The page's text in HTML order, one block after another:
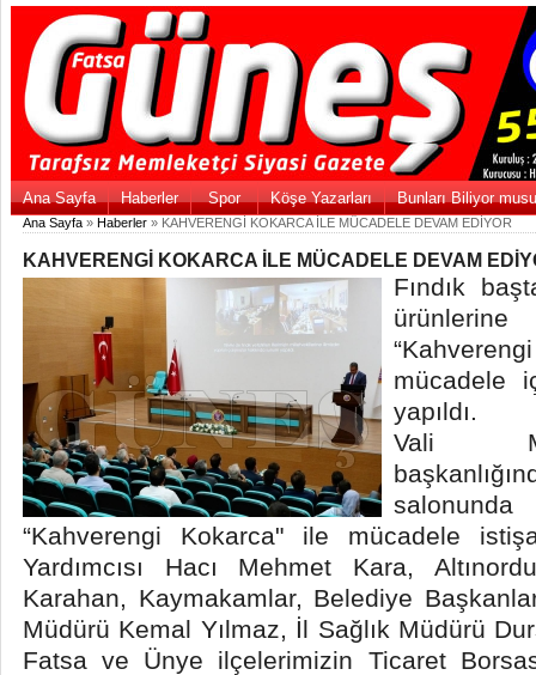
Ana Sayfa Haberler Spor Köşe Yazarları Bunları Biliyor
Ana Sayfa » Haberler » KAHVERENGİ KOKARCA İLE MÜCADELE DEVAM EDİYOR
KAHVERENGİ KOKARCA İLE MÜCADELE DEVAM
Fındık
mücadele
yapıldı.
Vali
“Kahverengi Kokarca" ile mücadele
Yardımcısı Hacı Mehmet Kara,
Karahan, Kaymakamlar, Belediye
Müdürü Kemal Yılmaz, İl Sağlık Müdürü
Fatsa ve Ünye ilçelerimizin Ticaret